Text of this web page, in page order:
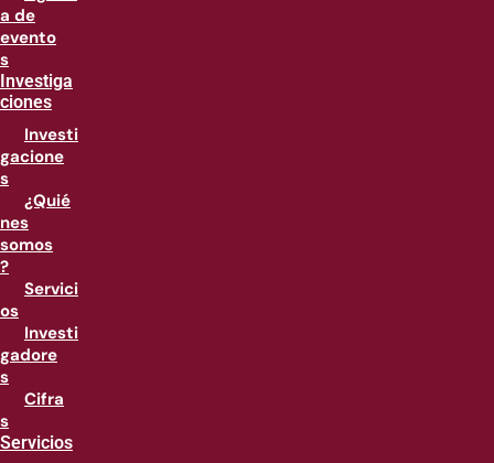
a de
evento
s
Investiga
ciones
Investi
gacione
s
¿Quié
nes
somos
?
Servici
os
Investi
gadore
s
Cifra
s
Servicios